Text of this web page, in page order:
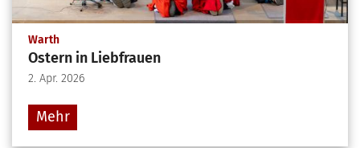
Warth:
Ostern in Liebfrauen
2. Apr. 2026
Mehr